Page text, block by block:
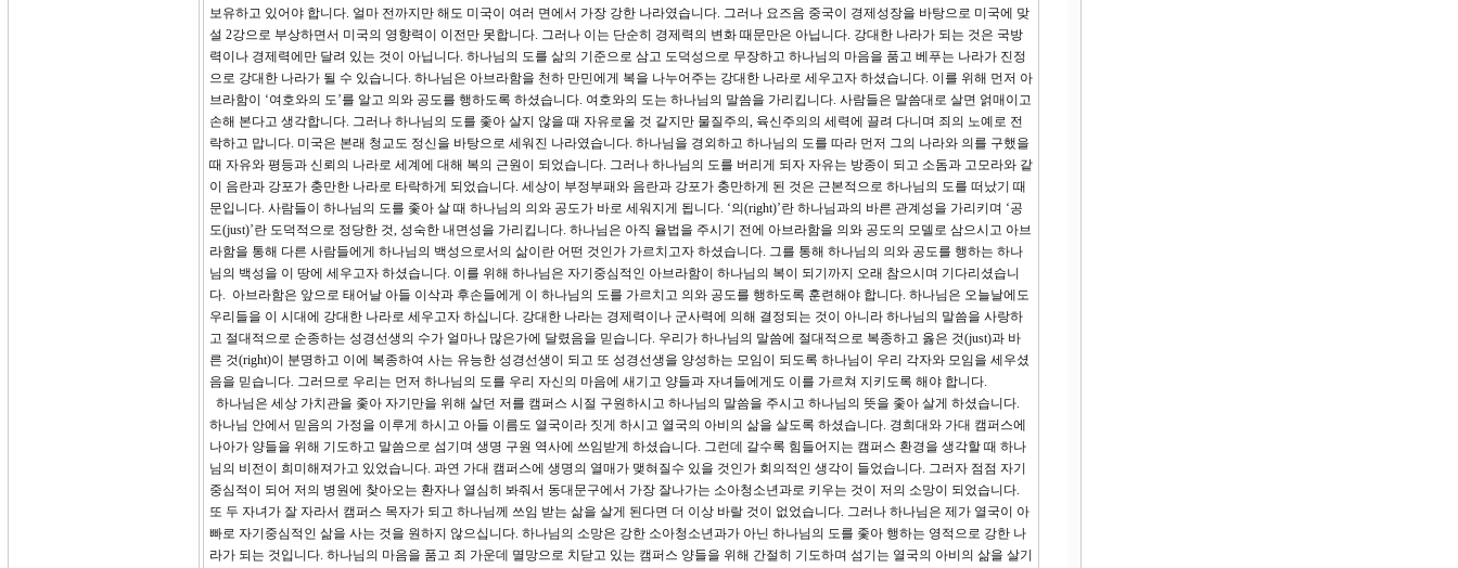
보유하고 있어야 합니다. 얼마 전까지만 해도 미국이 여러 면에서 가장 강한 나라였습니다. 그러나 요즈음 중국이 경제성장을 바탕으로 미국에 맞
설 2강으로 부상하면서 미국의 영향력이 이전만 못합니다. 그러나 이는 단순히 경제력의 변화 때문만은 아닙니다. 강대한 나라가 되는 것은 국방
력이나 경제력에만 달려 있는 것이 아닙니다. 하나님의 도를 삶의 기준으로 삼고 도덕성으로 무장하고 하나님의 마음을 품고 베푸는 나라가 진정
으로 강대한 나라가 될 수 있습니다. 하나님은 아브라함을 천하 만민에게 복을 나누어주는 강대한 나라로 세우고자 하셨습니다. 이를 위해 먼저 아
브라함이 ‘여호와의 도’를 알고 의와 공도를 행하도록 하셨습니다. 여호와의 도는 하나님의 말씀을 가리킵니다. 사람들은 말씀대로 살면 얽매이고
손해 본다고 생각합니다. 그러나 하나님의 도를 좇아 살지 않을 때 자유로울 것 같지만 물질주의, 육신주의의 세력에 끌려 다니며 죄의 노예로 전
락하고 맙니다. 미국은 본래 청교도 정신을 바탕으로 세워진 나라였습니다. 하나님을 경외하고 하나님의 도를 따라 먼저 그의 나라와 의를 구했을
때 자유와 평등과 신뢰의 나라로 세계에 대해 복의 근원이 되었습니다. 그러나 하나님의 도를 버리게 되자 자유는 방종이 되고 소돔과 고모라와 같
이 음란과 강포가 충만한 나라로 타락하게 되었습니다. 세상이 부정부패와 음란과 강포가 충만하게 된 것은 근본적으로 하나님의 도를 떠났기 때
문입니다. 사람들이 하나님의 도를 좇아 살 때 하나님의 의와 공도가 바로 세워지게 됩니다. ‘의(right)’란 하나님과의 바른 관계성을 가리키며 ‘공
도(just)’란 도덕적으로 정당한 것, 성숙한 내면성을 가리킵니다. 하나님은 아직 율법을 주시기 전에 아브라함을 의와 공도의 모델로 삼으시고 아브
라함을 통해 다른 사람들에게 하나님의 백성으로서의 삶이란 어떤 것인가 가르치고자 하셨습니다. 그를 통해 하나님의 의와 공도를 행하는 하나
님의 백성을 이 땅에 세우고자 하셨습니다. 이를 위해 하나님은 자기중심적인 아브라함이 하나님의 복이 되기까지 오래 참으시며 기다리셨습니
다. 아브라함은 앞으로 태어날 아들 이삭과 후손들에게 이 하나님의 도를 가르치고 의와 공도를 행하도록 훈련해야 합니다. 하나님은 오늘날에도
우리들을 이 시대에 강대한 나라로 세우고자 하십니다. 강대한 나라는 경제력이나 군사력에 의해 결정되는 것이 아니라 하나님의 말씀을 사랑하
고 절대적으로 순종하는 성경선생의 수가 얼마나 많은가에 달렸음을 믿습니다. 우리가 하나님의 말씀에 절대적으로 복종하고 옳은 것(just)과 바
른 것(right)이 분명하고 이에 복종하여 사는 유능한 성경선생이 되고 또 성경선생을 양성하는 모임이 되도록 하나님이 우리 각자와 모임을 세우셨
음을 믿습니다. 그러므로 우리는 먼저 하나님의 도를 우리 자신의 마음에 새기고 양들과 자녀들에게도 이를 가르쳐 지키도록 해야 합니다.
하나님은 세상 가치관을 좇아 자기만을 위해 살던 저를 캠퍼스 시절 구원하시고 하나님의 말씀을 주시고 하나님의 뜻을 좇아 살게 하셨습니다.
하나님 안에서 믿음의 가정을 이루게 하시고 아들 이름도 열국이라 짓게 하시고 열국의 아비의 삶을 살도록 하셨습니다. 경희대와 가대 캠퍼스에
나아가 양들을 위해 기도하고 말씀으로 섬기며 생명 구원 역사에 쓰임받게 하셨습니다. 그런데 갈수록 힘들어지는 캠퍼스 환경을 생각할 때 하나
님의 비전이 희미해져가고 있었습니다. 과연 가대 캠퍼스에 생명의 열매가 맺혀질수 있을 것인가 회의적인 생각이 들었습니다. 그러자 점점 자기
중심적이 되어 저의 병원에 찾아오는 환자나 열심히 봐줘서 동대문구에서 가장 잘나가는 소아청소년과로 키우는 것이 저의 소망이 되었습니다.
또 두 자녀가 잘 자라서 캠퍼스 목자가 되고 하나님께 쓰임 받는 삶을 살게 된다면 더 이상 바랄 것이 없었습니다. 그러나 하나님은 제가 열국이 아
빠로 자기중심적인 삶을 사는 것을 원하지 않으십니다. 하나님의 소망은 강한 소아청소년과가 아닌 하나님의 도를 좇아 행하는 영적으로 강한 나
라가 되는 것입니다. 하나님의 마음을 품고 죄 가운데 멸망으로 치닫고 있는 캠퍼스 양들을 위해 간절히 기도하며 섬기는 열국의 아비의 삶을 살기